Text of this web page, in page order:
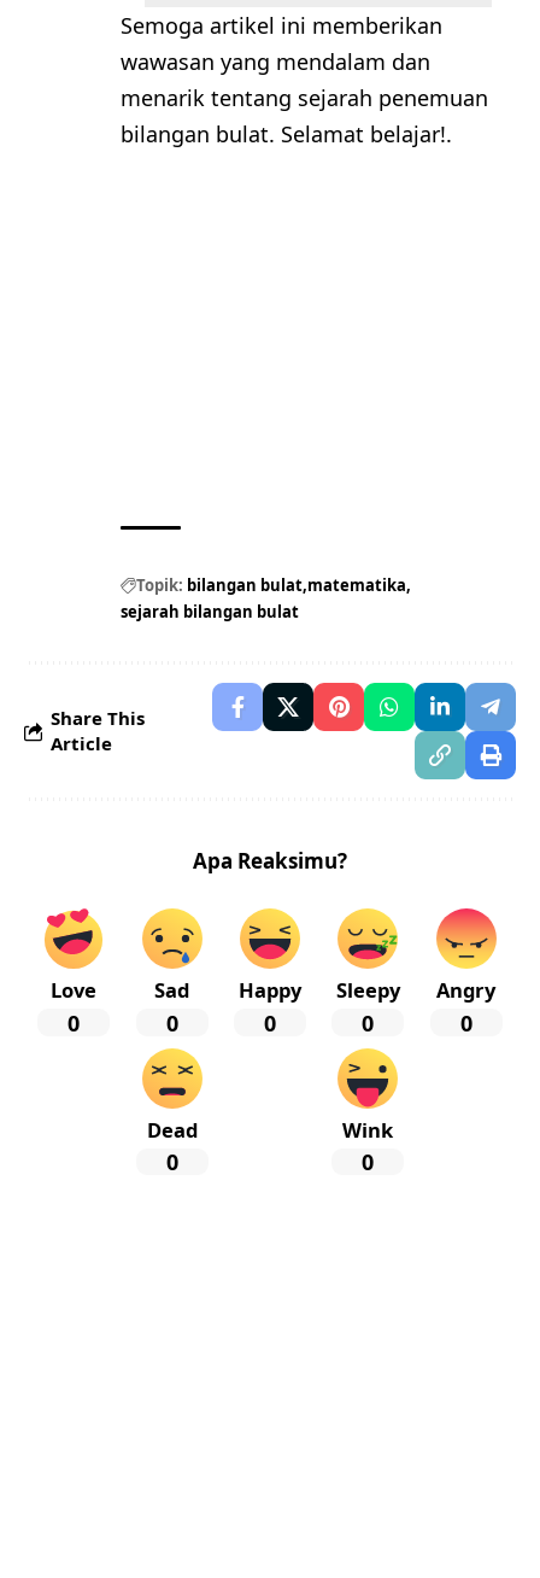
Semoga artikel ini memberikan
wawasan yang mendalam dan
menarik tentang sejarah penemuan
bilangan bulat. Selamat belajar!.
Topik: bilangan bulat matematika
sejarah bilangan bulat
Share This
Article
Apa Reaksimu?
Love
0
Sad
0
Happy
0
Sleepy
0
Angry
0
Dead
0
Wink
0